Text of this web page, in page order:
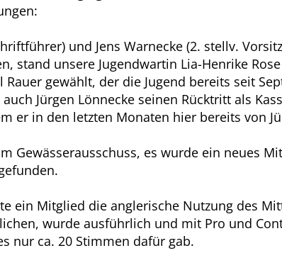
und Jens Warnecke (2. stellv.
stand unsere Jugendwartin Lia-Henrike
gewählt, der die Jugend bereits seit
Jürgen Lönnecke seinen Rücktritt als
er in den letzten Monaten hier bereits von
Gewässerausschuss, es wurde ein neues
ein Mitglied die anglerische Nutzung des
wurde ausführlich und mit Pro und
nur ca. 20 Stimmen dafür gab.